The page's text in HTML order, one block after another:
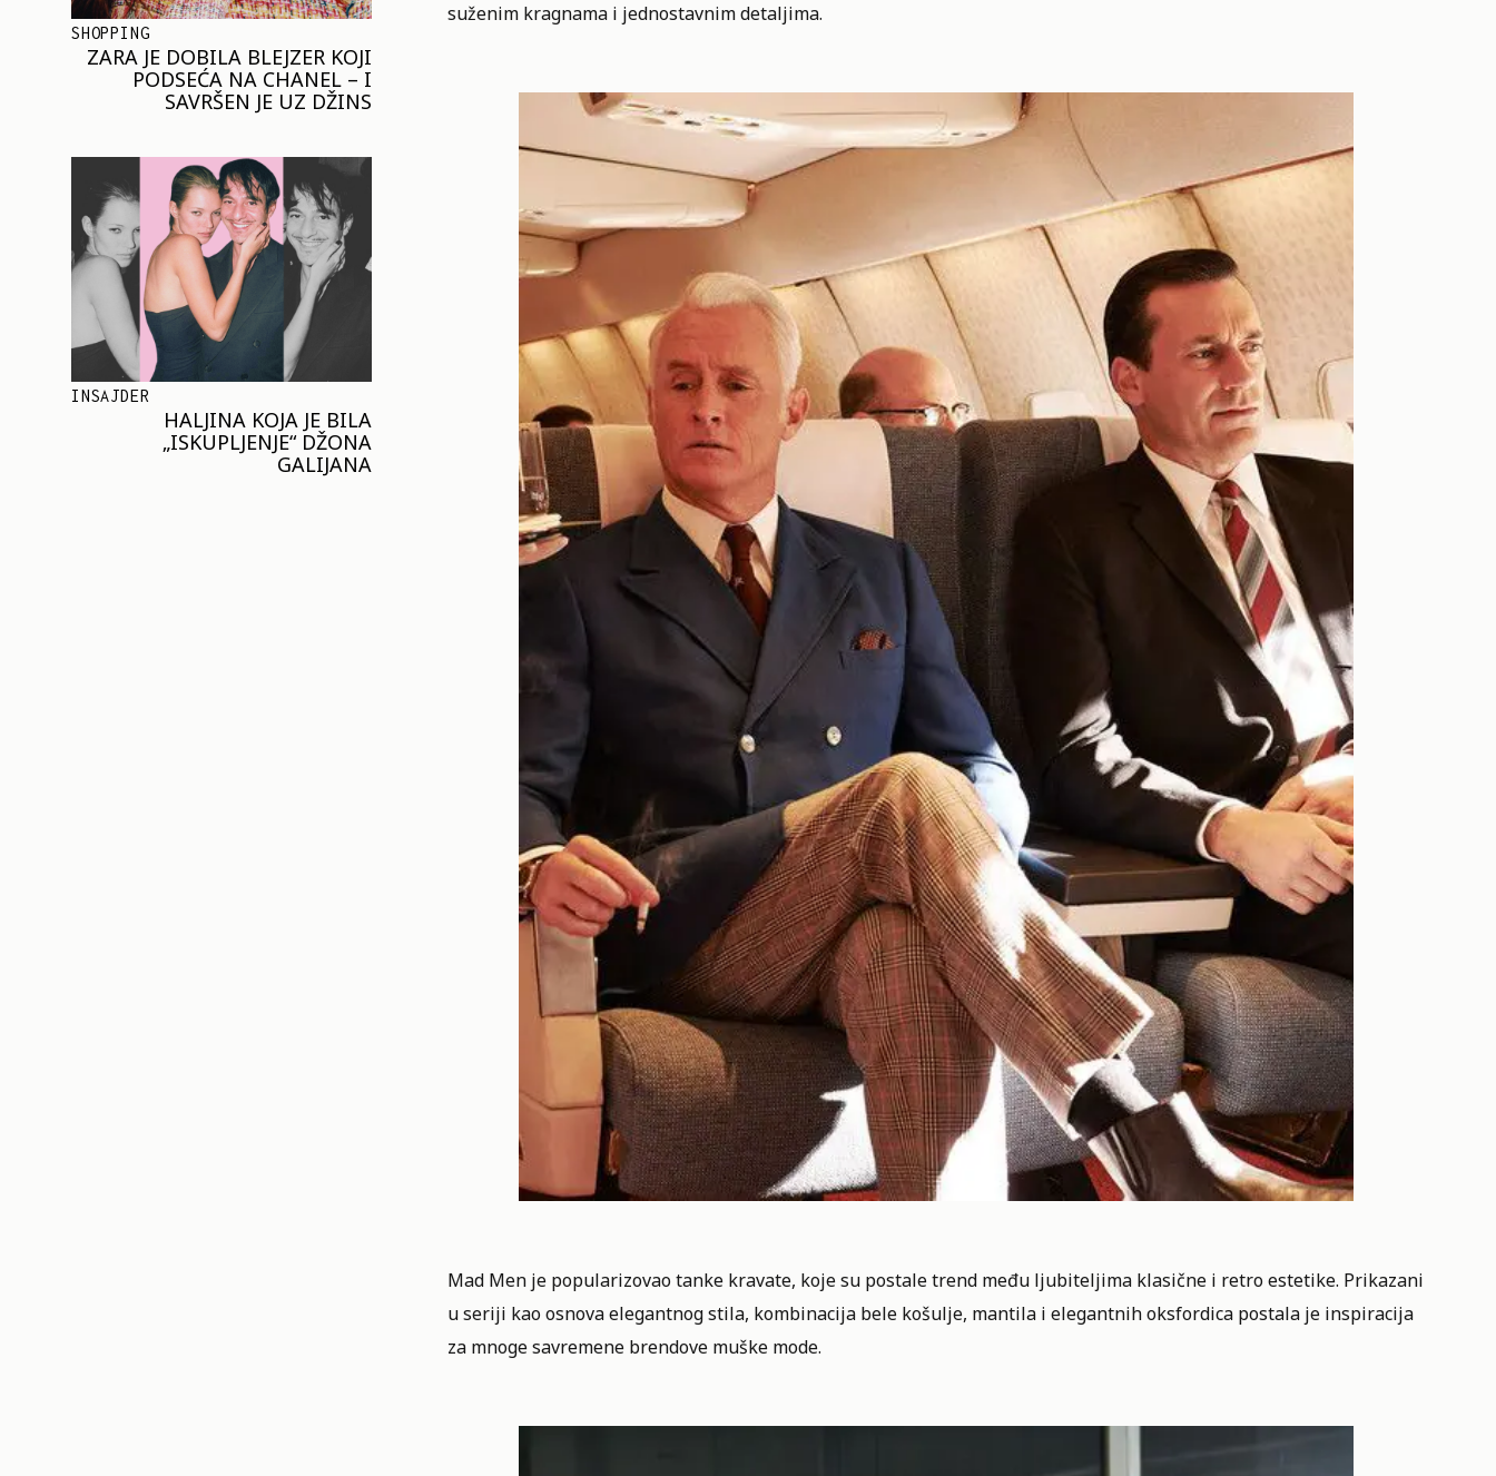
SHOPPING
ZARA JE DOBILA BLEJZER KOJI
PODSEĆA NA CHANEL – I
SAVRŠEN JE UZ DŽINS
INSAJDER
HALJINA KOJA JE BILA
„ISKUPLJENJE“ DŽONA
GALIJANA
suženim kragnama i jednostavnim detaljima.
Mad Men je popularizovao tanke kravate, koje su postale trend među ljubiteljima klasične i retro estetike. Prikazani
u seriji kao osnova elegantnog stila, kombinacija bele košulje, mantila i elegantnih oksfordica postala je inspiracija
za mnoge savremene brendove muške mode.